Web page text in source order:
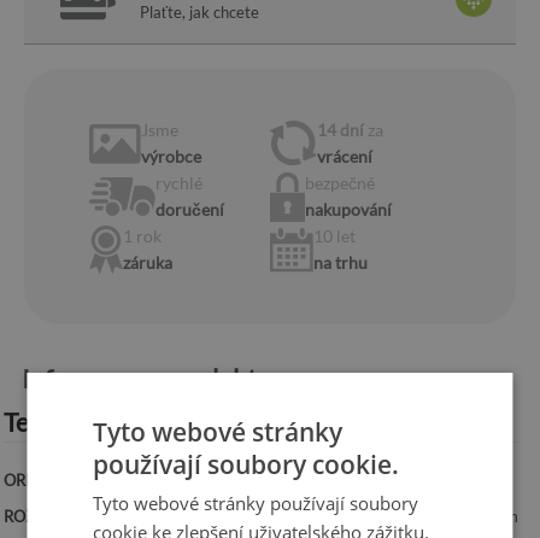
Plaťte, jak chcete
Jsme
výrobce
14 dní za
vrácení
rychlé
doručení
bezpečné
nakupování
1 rok
záruka
10 let
na trhu
Informace o produktu:
Technická specifikace:
ORIENTACE:Vodorovná
ROZMĚRY:
100x50 cm, 125x50 cm, 100x70 cm, 120x60 cm, 140x70 cm
Tyto webové stránky
používají soubory cookie.
Tyto webové stránky používají soubory
cookie ke zlepšení uživatelského zážitku.